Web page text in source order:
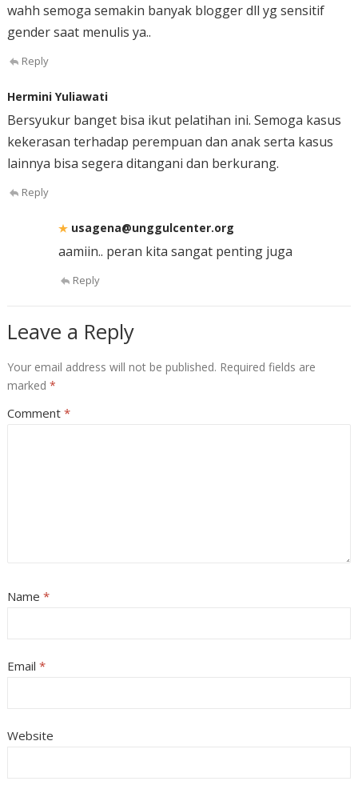
wahh semoga semakin banyak blogger dll yg sensitif
gender saat menulis ya..
Reply
Hermini Yuliawati
Bersyukur banget bisa ikut pelatihan ini. Semoga kasus
kekerasan terhadap perempuan dan anak serta kasus
lainnya bisa segera ditangani dan berkurang.
Reply
usagena@unggulcenter.org
aamiin.. peran kita sangat penting juga
Reply
Leave a Reply
Your email address will not be published. Required fields are
marked *
Comment *
Name *
Email *
Website